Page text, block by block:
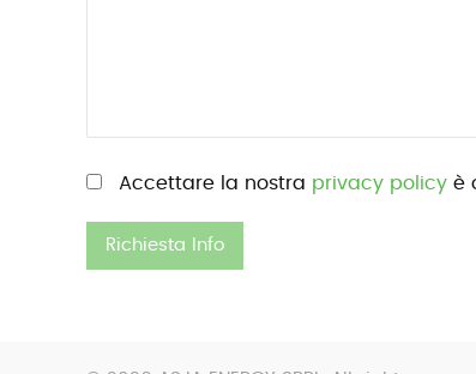
Si prega di lasciare vuoto questo
Accettare la nostra privacy policy è